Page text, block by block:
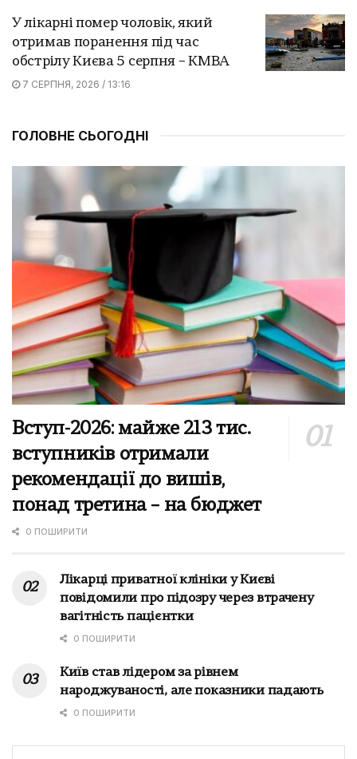
У лікарні помер чоловік, який
отримав поранення під час
обстрілу Києва 5 серпня – КМВА
7 СЕРПНЯ, 2026 / 13:16
ГОЛОВНЕ СЬОГОДНІ
Вступ-2026: майже 213 тис.
вступників отримали
рекомендації до вишів,
понад третина – на бюджет
0 ПОШИРИТИ
Лікарці приватної клініки у Києві
повідомили про підозру через втрачену
вагітність пацієнтки
0 ПОШИРИТИ
Київ став лідером за рівнем
народжуваності, але показники падають
0 ПОШИРИТИ